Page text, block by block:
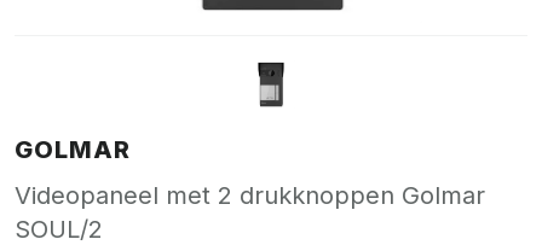
GOLMAR
Videopaneel met 2 drukknoppen Golmar
SOUL/2